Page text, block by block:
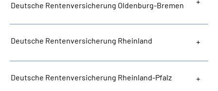
Deutsche Rentenversicherung Oldenburg-Bremen
Deutsche Rentenversicherung Rheinland
Deutsche Rentenversicherung Rheinland-Pfalz